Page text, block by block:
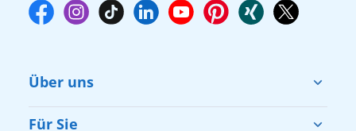
Über uns
Cruise & Help
Für Sie